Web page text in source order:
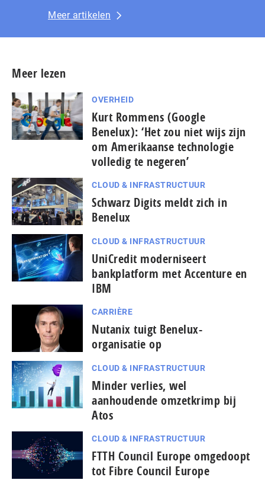
Meer artikelen
Meer lezen
OVERHEID
Kurt Rommens (Google
Benelux): ‘Het zou niet wijs zijn
om Amerikaanse technologie
volledig te negeren’
CLOUD & INFRASTRUCTUUR
Schwarz Digits meldt zich in
Benelux
CLOUD & INFRASTRUCTUUR
UniCredit moderniseert
bankplatform met Accenture en
IBM
CARRIÈRE
Nutanix tuigt Benelux-
organisatie op
CLOUD & INFRASTRUCTUUR
Minder verlies, wel
aanhoudende omzetkrimp bij
Atos
CLOUD & INFRASTRUCTUUR
FTTH Council Europe omgedoopt
tot Fibre Council Europe